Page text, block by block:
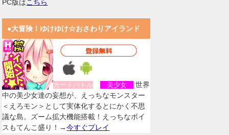
PC版はこちら
●大冒険！ゆけゆけ☆おさわりアイランド
カードバトル 美少女
世界
中の美少女達の妄想が、えっちなモンスター
＜えろモン＞として実体化するとにかく不思
議な島。ズーム拡大機能搭載！えっちなボイ
スもてんこ盛り！→今すぐプレイ